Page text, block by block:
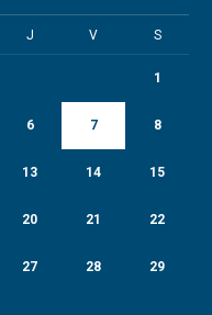
J V S
1
6 7 8
13 14 15
20 21 22
27 28 29